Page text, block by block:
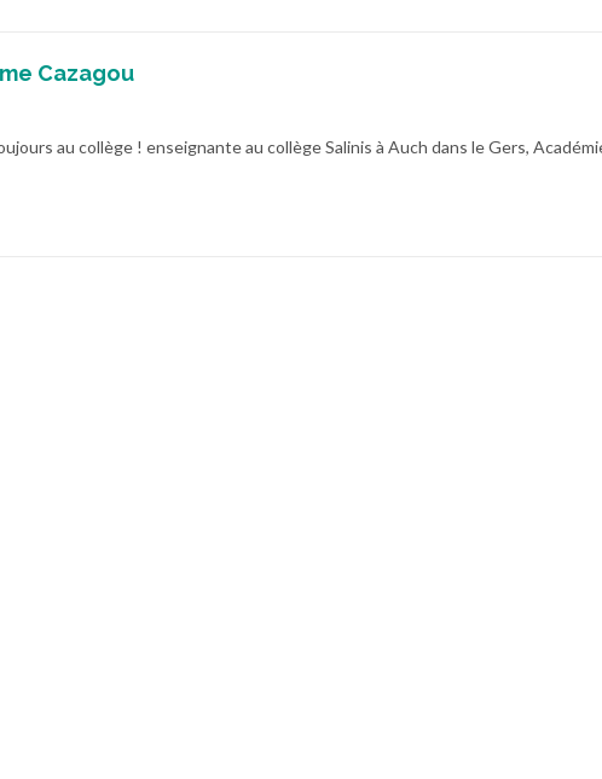
Cazagou
au collège ! enseignante au collège Salinis à Auch dans le Gers,